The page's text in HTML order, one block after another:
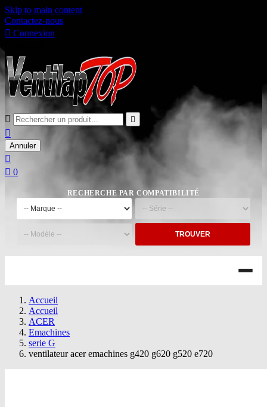
Skip to main content
Contactez-nous
 Connexion
 

Annuler

 0
RECHERCHE PAR COMPATIBILITÉ
TROUVER
Accueil
Accueil
ACER
Emachines
serie G
ventilateur acer emachines g420 g620 g520 e720